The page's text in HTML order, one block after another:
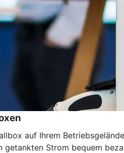
auf Ihrem
getankten Strom bequem